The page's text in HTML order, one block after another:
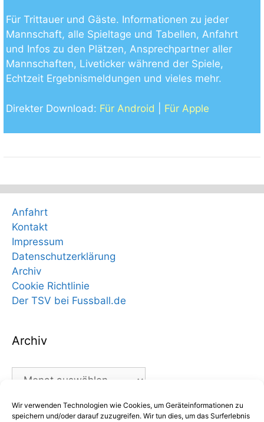
Wir verwenden Technologien wie Cookies, um Geräteinformationen zu
speichern und/oder darauf zuzugreifen. Wir tun dies, um das Surferlebnis
Für Trittauer und Gäste. Informationen zu jeder
Mannschaft, alle Spieltage und Tabellen, Anfahrt
und Infos zu den Plätzen, Ansprechpartner aller
Mannschaften, Liveticker während der Spiele,
Echtzeit Ergebnismeldungen und vieles mehr.
Direkter Download: Für Android Für Apple
Anfahrt
Kontakt
Impressum
Datenschutzerklärung
Archiv
Cookie Richtlinie
Der TSV bei Fussball.de
Archiv
Archiv
Kategorien